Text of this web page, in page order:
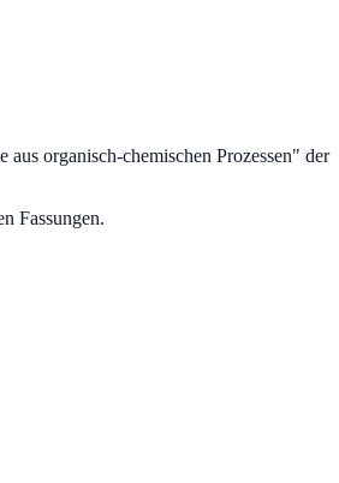
aus organisch-chemischen Prozessen" der
Fassungen.